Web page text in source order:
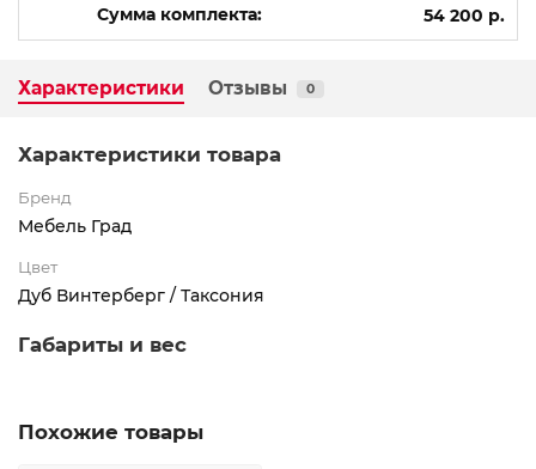
Сумма комплекта: 54 200 р.
Характеристики Отзывы 0
Характеристики товара
Бренд
Мебель Град
Цвет
Дуб Винтерберг / Таксония
Габариты и вес
Похожие товары